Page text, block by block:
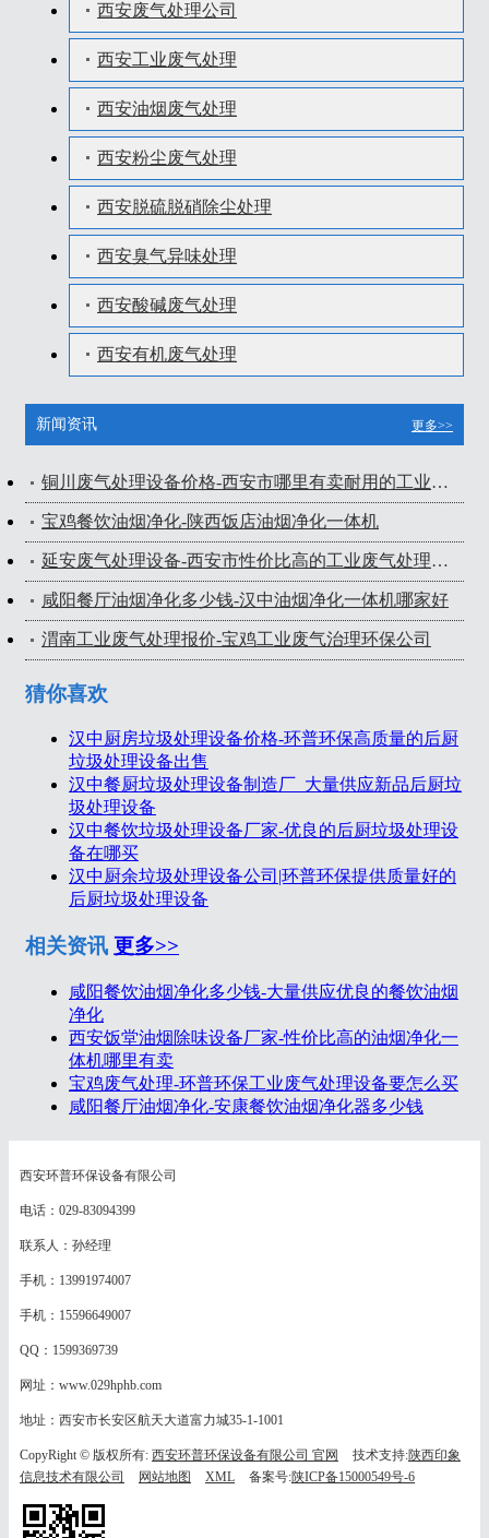
西安废气处理公司
西安工业废气处理
西安油烟废气处理
西安粉尘废气处理
西安脱硫脱硝除尘处理
西安臭气异味处理
西安酸碱废气处理
西安有机废气处理
更多>>
新闻资讯
铜川废气处理设备价格-西安市哪里有卖耐用的工业废气处理设备
宝鸡餐饮油烟净化-陕西饭店油烟净化一体机
延安废气处理设备-西安市性价比高的工业废气处理设备出售
咸阳餐厅油烟净化多少钱-汉中油烟净化一体机哪家好
渭南工业废气处理报价-宝鸡工业废气治理环保公司
猜你喜欢
汉中厨房垃圾处理设备价格-环普环保高质量的后厨
垃圾处理设备出售
汉中餐厨垃圾处理设备制造厂_大量供应新品后厨垃
圾处理设备
汉中餐饮垃圾处理设备厂家-优良的后厨垃圾处理设
备在哪买
汉中厨余垃圾处理设备公司|环普环保提供质量好的
后厨垃圾处理设备
相关资讯 更多>>
咸阳餐饮油烟净化多少钱-大量供应优良的餐饮油烟
净化
西安饭堂油烟除味设备厂家-性价比高的油烟净化一
体机哪里有卖
宝鸡废气处理-环普环保工业废气处理设备要怎么买
咸阳餐厅油烟净化-安康餐饮油烟净化器多少钱
西安环普环保设备有限公司
电话：029-83094399
联系人：孙经理
手机：13991974007
手机：15596649007
QQ：1599369739
网址：www.029hphb.com
地址：西安市长安区航天大道富力城35-1-1001
CopyRight © 版权所有: 西安环普环保设备有限公司 官网 技术支持:陕西印象
信息技术有限公司
网站地图 XML 备案号:陕ICP备15000549号-6